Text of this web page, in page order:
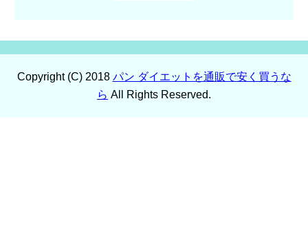
Copyright (C) 2018 パン ダイエットを通販で安く買うな
ら All Rights Reserved.